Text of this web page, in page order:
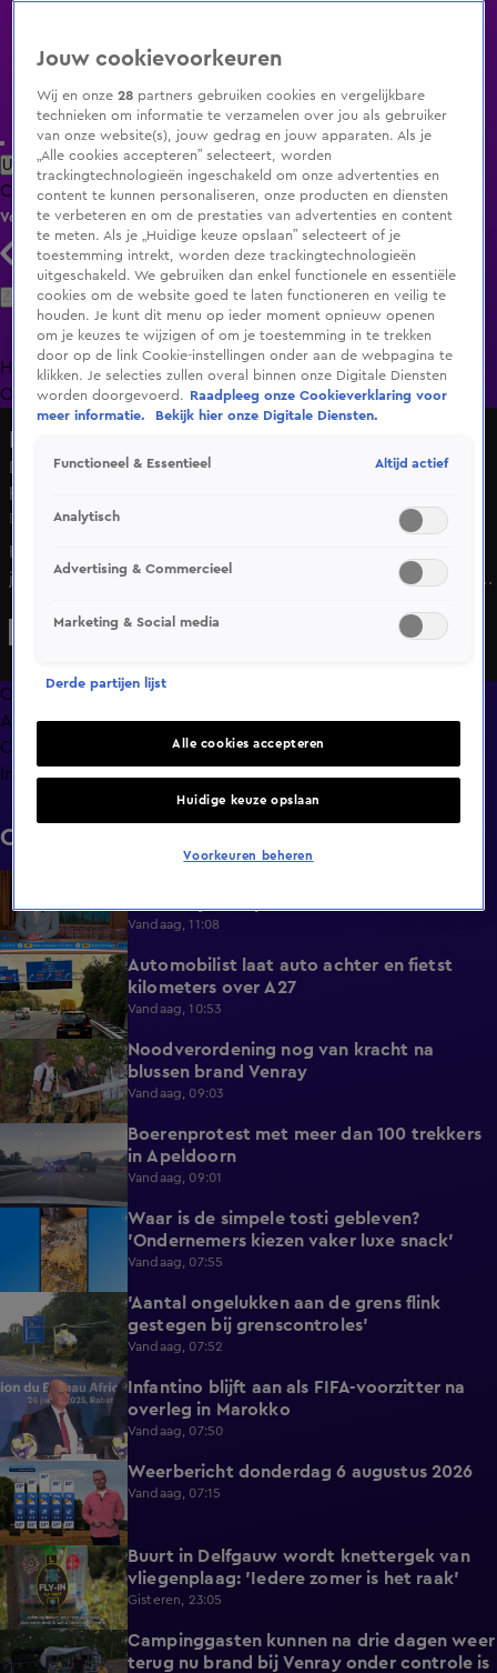
Uitzending Gemist Populaire programma's Zenders Genres
ClipsFilmsRadioSmart TV inlogShop
Volg KIJK
Zoeken
HomeUitzending Gemist Programma's De Bondgenoten
OranjezomerLivestreamsShop
Dialect is weer terug van weggeweest: jongeren pakken
het weer op door sociale media
Di 9 juni, 19:41
Het gebruik van een dialect zit weer in de lift onder
jongeren en dat komt allemaal door sociale media. Het plat
verdwenen. Maar er is wel een belangrijk verschil met het
eigen moderne variant. En zo blijft de taal maar
Overzicht
Afleveringen
Clips
Info
Clips
Vandaag, 11:08
0:39
Automobilist laat auto achter en fietst
kilometers over A27
Vandaag, 10:53
1:14
Noodverordening nog van kracht na
blussen brand Venray
Vandaag, 09:03
Boerenprotest met meer dan 100 trekkers
in Apeldoorn
Vandaag, 09:01
Waar is de simpele tosti gebleven?
'Ondernemers kiezen vaker luxe snack'
Vandaag, 07:55
'Aantal ongelukken aan de grens flink
gestegen bij grenscontroles'
Vandaag, 07:52
0:29
Infantino blijft aan als FIFA-voorzitter na
overleg in Marokko
Vandaag, 07:50
2:20 Weerbericht donderdag 6 augustus 2026
Vandaag, 07:15
2:07
Buurt in Delfgauw wordt knettergek van
vliegenplaag: 'Iedere zomer is het raak'
Gisteren, 23:05
2:25
Campinggasten kunnen na drie dagen weer
terug nu brand bij Venray onder controle is
Jouw cookievoorkeuren
Wij en onze28 partners gebruiken cookies en vergelijkbare
technieken om informatie te verzamelen over jou als gebruiker
van onze website(s), jouw gedrag en jouw apparaten. Als je
„Alle cookies accepteren” selecteert, worden
trackingtechnologieën ingeschakeld om onze advertenties en
content te kunnen personaliseren, onze producten en diensten
te verbeteren en om de prestaties van advertenties en content
te meten. Als je „Huidige keuze opslaan” selecteert of je
toestemming intrekt, worden deze trackingtechnologieën
uitgeschakeld. We gebruiken dan enkel functionele en essentiële
cookies om de website goed te laten functioneren en veilig te
houden. Je kunt dit menu op ieder moment opnieuw openen
om je keuzes te wijzigen of om je toestemming in te trekken
door op de link Cookie-instellingen onder aan de webpagina te
klikken. Je selecties zullen overal binnen onze Digitale Diensten
worden doorgevoerd.
Raadpleeg onze Cookieverklaring voor
meer informatie.
Bekijk hier onze Digitale Diensten.
Functioneel & Essentieel Altijd actief
Analytisch
Advertising & Commercieel
Marketing & Social media
Derde partijen lijst
Alle cookies accepteren
Huidige keuze opslaan
Voorkeuren beheren